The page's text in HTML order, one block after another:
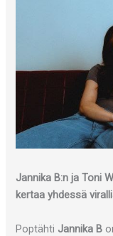
Jannika B:n ja Toni
kertaa yhdessä
Poptähti Jannika B